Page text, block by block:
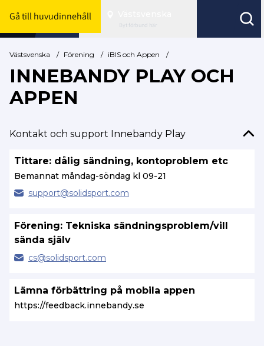
Gå till huvudinnehåll
Byt förbund här
Västsvenska / Förening / iBIS och Appen /
INNEBANDY PLAY OCH
APPEN
Kontakt och support Innebandy Play
Tittare: dålig sändning, kontoproblem etc
Bemannat måndag-söndag kl 09-21
support@solidsport.com
Förening: Tekniska sändningsproblem/vill
sända själv
cs@solidsport.com
Lämna förbättring på mobila appen
https://feedback.innebandy.se